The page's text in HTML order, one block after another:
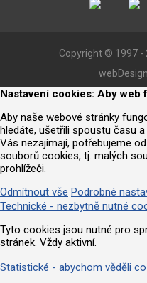
Copyright © 1997 -
Nastavení cookies: Aby web
Aby naše webové stránky
hledáte, ušetřili spoustu času
Vás nezajímají, potřebujeme
souborů cookies, tj. malých
prohlížeči.
Odmítnout vše Podrobné
Technické - nezbytně nutné
Tyto cookies jsou nutné pro
stránek. Vždy aktivní.
Statistické - abychom věděli